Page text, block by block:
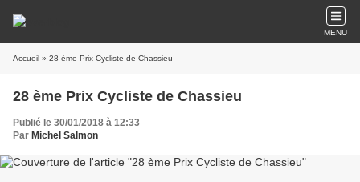
MENU
Accueil » 28 ème Prix Cycliste de Chassieu
28 ème Prix Cycliste de Chassieu
Publié le 30/01/2018 à 12:33
Par Michel Salmon